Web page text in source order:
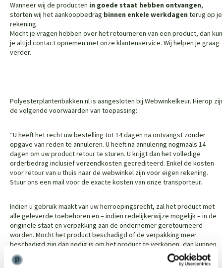
Wanneer wij de producten in goede staat hebben ontvangen,
storten wij het aankoopbedrag binnen enkele werkdagen terug op je
rekening.
Mocht je vragen hebben over het retourneren van een product, dan kun
je altijd contact opnemen met onze klantenservice. Wij helpen je graag
verder.
Polyesterplantenbakken.nl is aangesloten bij Webwinkelkeur. Hierop
de volgende voorwaarden van toepassing:
“U heeft het recht uw bestelling tot 14 dagen na ontvangst zonder
opgave van reden te annuleren. U heeft na annulering nogmaals 14
dagen om uw product retour te sturen. U krijgt dan het volledige
orderbedrag inclusief verzendkosten gecrediteerd. Enkel de kosten
voor retour van u thuis naar de webwinkel zijn voor eigen rekening.
Stuur ons een mail voor de exacte kosten van onze transporteur.
Indien u gebruik maakt van uw herroepingsrecht, zal het product met
alle geleverde toebehoren en – indien redelijkerwijze mogelijk – in de
originele staat en verpakking aan de ondernemer geretourneerd
worden. Mocht het product beschadigd of de verpakking meer
beschadigd zijn dan nodig is om het product te verkopen, dan kunnen
we deze waardevermindering van het product aan u doorberekenen.
Behandel het product dus met zorg en zorg ervoor dat deze bij een